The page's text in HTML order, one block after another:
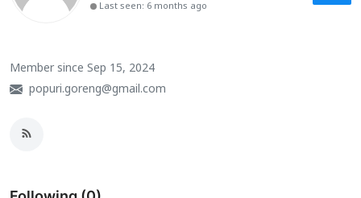
Kearifan lokal
Seni
Last seen: 6 months ago
Member since Sep 15, 2024
popuri.goreng@gmail.com